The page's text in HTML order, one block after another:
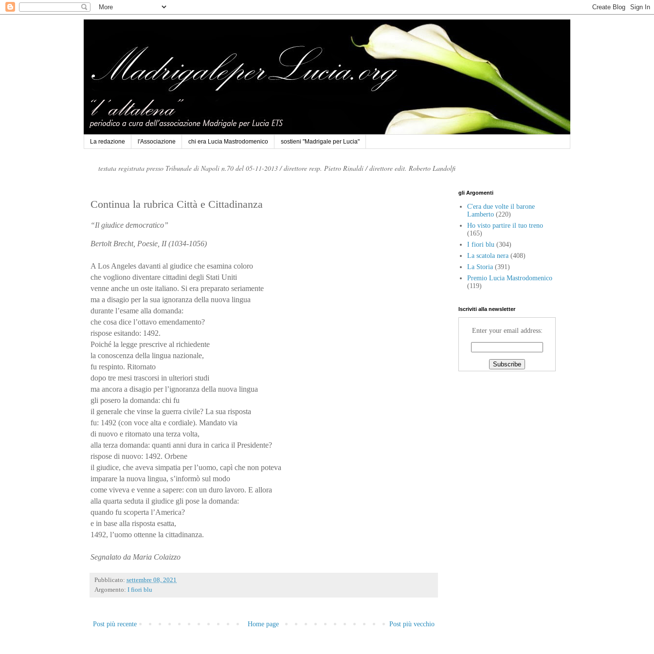
La redazione l'Associazione chi era Lucia Mastrodomenico sostieni "Madrigale per Lucia"
testata registrata presso Tribunale di Napoli n.70 del 05-11-2013 /direttore resp. Pietro Rinaldi /direttore edit. Roberto Landolfi
Continua la rubrica Città e Cittadinanza
“Il giudice democratico”
Bertolt Brecht, Poesie, II (1034-1056)
A Los Angeles davanti al giudice che esamina coloro
che vogliono diventare cittadini degli Stati Uniti
venne anche un oste italiano. Si era preparato seriamente
ma a disagio per la sua ignoranza della nuova lingua
durante l’esame alla domanda:
che cosa dice l’ottavo emendamento?
rispose esitando: 1492.
Poiché la legge prescrive al richiedente
la conoscenza della lingua nazionale,
fu respinto. Ritornato
dopo tre mesi trascorsi in ulteriori studi
ma ancora a disagio per l’ignoranza della nuova lingua
gli posero la domanda: chi fu
il generale che vinse la guerra civile? La sua risposta
fu: 1492 (con voce alta e cordiale). Mandato via
di nuovo e ritornato una terza volta,
alla terza domanda: quanti anni dura in carica il Presidente?
rispose di nuovo: 1492. Orbene
il giudice, che aveva simpatia per l’uomo, capì che non poteva
imparare la nuova lingua, s’informò sul modo
come viveva e venne a sapere: con un duro lavoro. E allora
alla quarta seduta il giudice gli pose la domanda:
quando fu scoperta l’America?
e in base alla risposta esatta,
1492, l’uomo ottenne la cittadinanza.
Segnalato da Maria Colaizzo
Pubblicato: settembre 08, 2021
Argomento: I fiori blu
Post più recente Post più vecchio
Home page
gli Argomenti
C'era due volte il barone
Lamberto (220)
Ho visto partire il tuo treno
(165)
I fiori blu (304)
La scatola nera (408)
La Storia (391)
Premio Lucia Mastrodomenico
(119)
Iscriviti alla newsletter
Enter your email address: